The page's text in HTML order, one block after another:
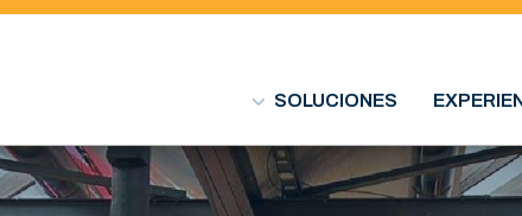
SOLUCIONES